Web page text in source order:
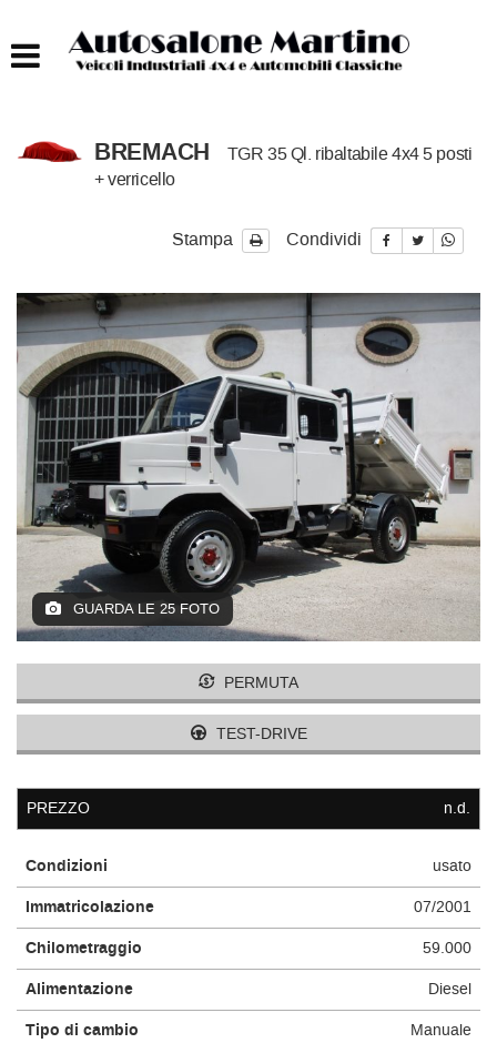
AUTOCARRI OLTRE 75T
IMBARCAZIONI
ACQUISTIAMO USATO
ASSISTENZA
CONTATTI
BREMACH
TGR 35 Ql. ribaltabile 4x4 5 posti
+ verricello
Stampa Condividi
GUARDA LE 25 FOTO
PERMUTA
TEST-DRIVE
PREZZO n.d.
Condizioni usato
Immatricolazione 07/2001
Chilometraggio 59.000
Alimentazione Diesel
Tipo di cambio Manuale